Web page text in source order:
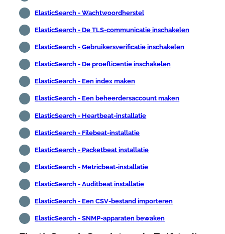
ElasticSearch - Wachtwoordherstel
ElasticSearch - De TLS-communicatie inschakelen
ElasticSearch - Gebruikersverificatie inschakelen
ElasticSearch - De proeflicentie inschakelen
ElasticSearch - Een index maken
ElasticSearch - Een beheerdersaccount maken
ElasticSearch - Heartbeat-installatie
ElasticSearch - Filebeat-installatie
ElasticSearch - Packetbeat installatie
ElasticSearch - Metricbeat-installatie
ElasticSearch - Auditbeat installatie
ElasticSearch - Een CSV-bestand importeren
ElasticSearch - SNMP-apparaten bewaken